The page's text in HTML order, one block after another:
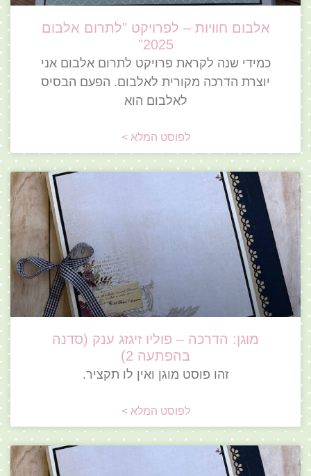
אלבום חוויות – לפרויקט "לתרום אלבום
2025"
כמידי שנה לקראת פרויקט לתרום אלבום אני
יוצרת הדרכה מקורית לאלבום. הפעם הבסיס
לאלבום הוא
לפוסט המלא >
מוגן: הדרכה – פוליו זיגזג ענק (סדנה
בהפתעה 2)
זהו פוסט מוגן ואין לו תקציר.
לפוסט המלא >